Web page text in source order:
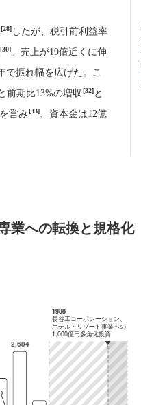
[28] したが、税引前利益率
[30]。売上が19倍近くに伸
で振れ幅を広げた。こ
前期比13%の増収[32]と
営み[33]、資本金は12億
業への転換と規格化